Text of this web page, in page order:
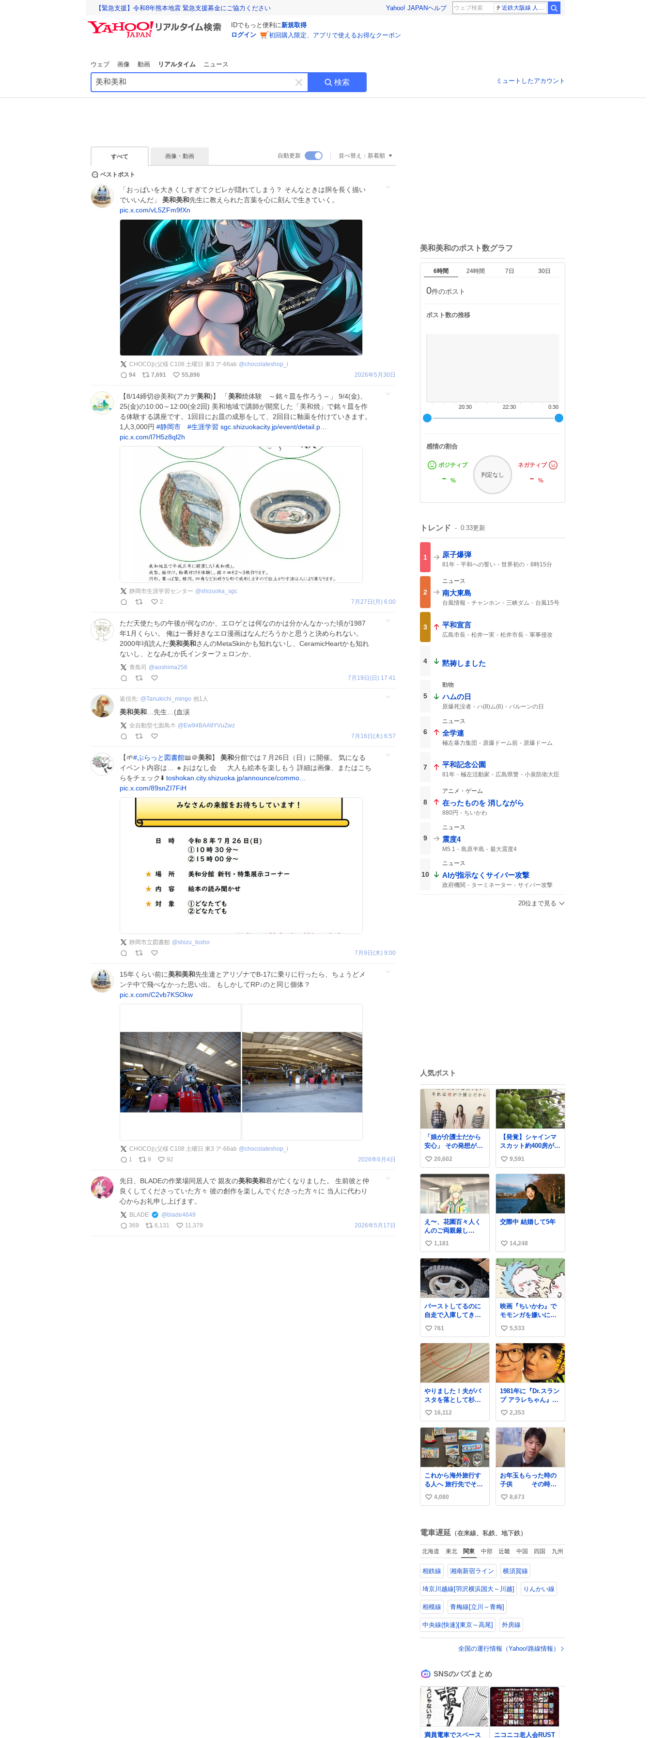
【緊急支援】令和8年熊本地震 緊急支援募金にご協力ください Yahoo! JAPANヘルプ 近鉄大阪線 人身事故
IDでもっと便利に新規取得
ログイン
初回購入限定、アプリで使えるお得なクーポン
ウェブ 画像 動画 リアルタイム ニュース
キ
ー
す
検索 ミュートしたアカウント
すべて 画像・動画 自動更新 並べ替え： 新着順
ベストポスト
「おっぱいを大きくしすぎてクビレが隠れてしまう？ そんなときは胴を長く描い
でいいんだ」 美和美和先生に教えられた言葉を心に刻んで生きていく。
pic.x.com/vL5ZFm9fXn
CHOCOお父様 C108 土曜日 東3 ア-66ab @chocolateshop_i
94
7,691 55,896 2026年5月30日
【8/14締切@美和(アカデ美和)】 「 美和焼体験 ～銘々皿を作ろう～」 9/4(金)、
25(金)の10:00～12:00(全2回) 美和地域で講師が開窯した「美和焼」で銘々皿を作
る体験する講座です。1回目にお皿の成形をして、2回目に釉薬を付けていきます。
1人3,000円 #静岡市 #生涯学習 sgc.shizuokacity.jp/event/detail.p…
pic.x.com/l7H5z8ql2h
静岡市生涯学習センター @shizuoka_sgc
2
7月27日(月) 6:00
ただ天使たちの午後が何なのか、エロゲとは何なのかは分かんなかった頃が1987
年1月くらい。 俺は一番好きなエロ漫画はなんだろうかと思うと決められない。
2000年頃読んだ美和美和さんのMetaSkinかも知れないし、CeramicHeartかも知れ
ないし、となみむか氏インターフェロンか、
青島司 @aoshima256
7月19日(日) 17:41
返信先: @Tanukichi_mingo 他1 人
美和美和 …先生…(血涙
全自動型七面鳥🍅 @ Ew94BAAtIYVuZwz
7月16日(木) 6:57
【🌱#ぷらっと図書館📖＠美和】 美和分館では７月26日（日）に開催。 気になる
イベント内容は… 🔸おはなし会 大人も絵本を楽しもう 詳細は画像、またはこち
らをチェック⬇️ toshokan.city.shizuoka.jp/announce/commo…
pic.x.com/89snZI7FiH
静岡市立図書館 @shizu_tosho
7月9日(木) 9:00
15年くらい前に美和美和先生達とアリゾナでB-17に乗りに行ったら、ちょうどメ
ンテ中で飛べなかった思い出。 もしかしてRP↓のと同じ個体？
pic.x.com/C2vb7KSOkw
CHOCOお父様 C108 土曜日 東3 ア-66ab @chocolateshop_i
1
9 92 2026年6月4日
先日、BLADEの作業場同居人で 親友の美和美和君が亡くなりました。 生前彼と仲
良くしてくださっていた方々 彼の創作を楽しんでくださった方々に 当人に代わり
心からお礼申し上げます。
BLADE @ blade4649
369
6,131 11,379 2026年5月17日
美和美和のポスト数グラフ
6時間 24時間 7日 30日
0件のポスト
ポスト数の推移
0:30
22:30
20:30
感情の割合
ポジティブ
- %
判定なし
ネガティブ
-%
トレンド 0:33更新
1 原子爆弾
81年 平和への誓い 世界初の
8時15分
ご冥福をお祈り
2
ニュース
南大東島
台風情報 チャンホン 三峡ダム
台風15号
3 平和宣言
広島市長 松井一実 松井市長
軍事侵攻
4 黙祷しました
5
動物
ハムの日
原爆死没者 ハ(8)ム(6)
バルーンの日
6
ニュース
全学連
極左暴力集団 原爆ドーム前
原爆ドーム
7 平和記念公園
81年 極左活動家 広島県警
小泉防衛大臣
8
アニメ・ゲーム
在ったものを 消しながら
880円 ちいかわ
9
ニュース
震度4
M5.1 島原半島
最大震度4
地震情報
津波の心配はありません
震源の深さ
緊急地震速報
地震速報
深さ10km
鹿児島県
地震の規模
10
ニュース
AIが指示なくサイバー攻撃
政府機関 ターミネーター サイバー攻撃
20位まで見る
人気ポスト
「娘が介護士だから
安心」 その発想が怖
い。 ちなみにこのポ
スターは、介護職の
求人や転職支援をし
ている会社のポスタ
ーらしい。
い
い
ね
20,602
【発覚】シャインマ
スカット約400房が果
樹園から盗まれる 栃
木・佐野市
news.livedoor.com/
article/detail… 被害
に遭った果樹園には
防犯カメラなどはな
く、シャインマスカ
ットが盗まれた木に
は刃物などで切られ
に入って同様の被害
は確認されておら
ず、警察はパトロー
ルを強化する。
い
い
ね
数
9,591
え〜、花園百々人く
んのご両親厳し
い〜。 でも9歳児の
市原仁奈にここまで
「構ってほしい、構
ってくれるの？」と
寂しさを極限まで煮
詰めた台詞を何気な
い日常会話で発言さ
せてるご両親もだい
ぶ厳しいよ 双方弁
護士を雇わないか？
い
い
ね
数
1,181
交際中 結婚して5年
い
い
ね
数
14,248
バーストしてるのに
自走で入庫してきた
お客さん バーストし
たならその場で動か
ないで助け呼んで下
さい😰 保険にロード
サービス付いてて金
銭負担も無いんです
から これで走ると、
壊さなくていい所ま
で壊しちゃいますか
ら 実際、外装ダメー
ジ、ABSセンサ断
線、ブレーキホース
も傷入っちゃってま
す…
い
い
ね
数
761
映画『ちいかわ』で
モモンガを嫌いにな
った人へ それでも
愛される理由と可能
性 kai-
you.net/article/9618
6 『映画ちいかわ 人
魚の島のひみつ』を3
回観て、原作も追っ
ている筆者が、モモ
ンガの名誉回復を試
みようとする記事で
す。ちいかわ初心者
向けです🖊
い
い
ね
数
5,533
やりました！夫がパ
スタを落として杉床
ぼこぼこしました！
よかったーーー！フ
ァーストぼこぼこ自
分じゃなくて！これ
で第二波いつでもい
けます！！！✌️いや
ーほっとした！ 杉床
を採用しようとして
いる方々へ忠告で
す。杉床は乾燥パス
タに負けます。豆腐
くらいやわやわで
い
い
ね
数
16,112
1981年に『Dr.スラン
プ アラレちゃん』が
放映開始された直後
の鳥山明さんと、小
山茉美さんです。
い
い
ね
2,353
これから海外旅行す
る人へ 旅行先でその
国や都市を象徴する
マグネットを買って
国回ったけど、旅行
先で必ずマグネット
を買い、今は家の冷
蔵庫に貼ってる。 交
換留学が終わって1年
経つけどそれぞれの
マグネットを見る度
に旅の思い出が鮮明
によみがえります。
い
数
4,080
お年玉もらった時の
子供 その時の
親
い
数
8,673
電車遅延 （在来線、私鉄、地下鉄）
北海道 東北 関東 中部 近畿 中国 四国 九州
相鉄線 湘南新宿ライン 横須賀線
埼京川越線[羽沢横浜国大～川越] りんかい線
相模線 青梅線[立川～青梅]
中央線(快速)[東京～高尾] 外房線
全国の運行情報（Yahoo!路線情報）
SNSのバズまとめ
満員電車でスペース ニコニコ老人会RUST